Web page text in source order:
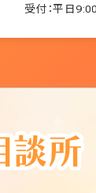
受付：平日